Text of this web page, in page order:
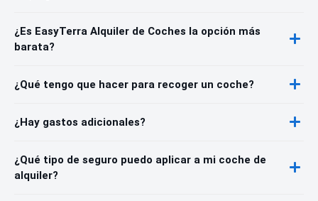
¿Es EasyTerra Alquiler de Coches la opción más
barata?
¿Qué tengo que hacer para recoger un coche?
¿Hay gastos adicionales?
¿Qué tipo de seguro puedo aplicar a mi coche de
alquiler?